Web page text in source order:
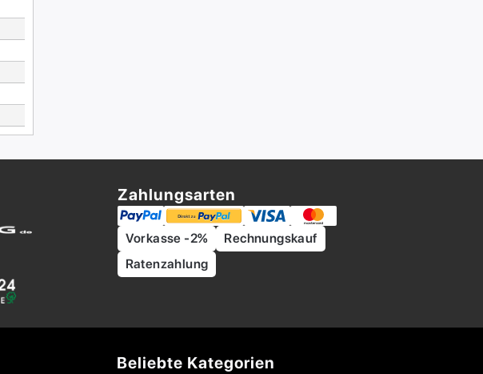
Zahlungsarten
Vorkasse -2%
Rechnungskauf
Ratenzahlung
Beliebte Kategorien